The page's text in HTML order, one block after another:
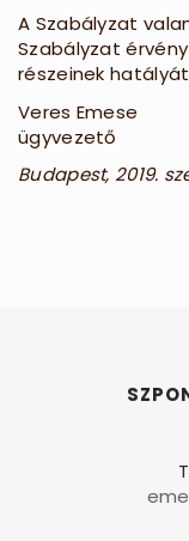
A Szabályzat
Szabályzat
részeinek
Veres Emese
ügyvezető
Budapest, 2019.